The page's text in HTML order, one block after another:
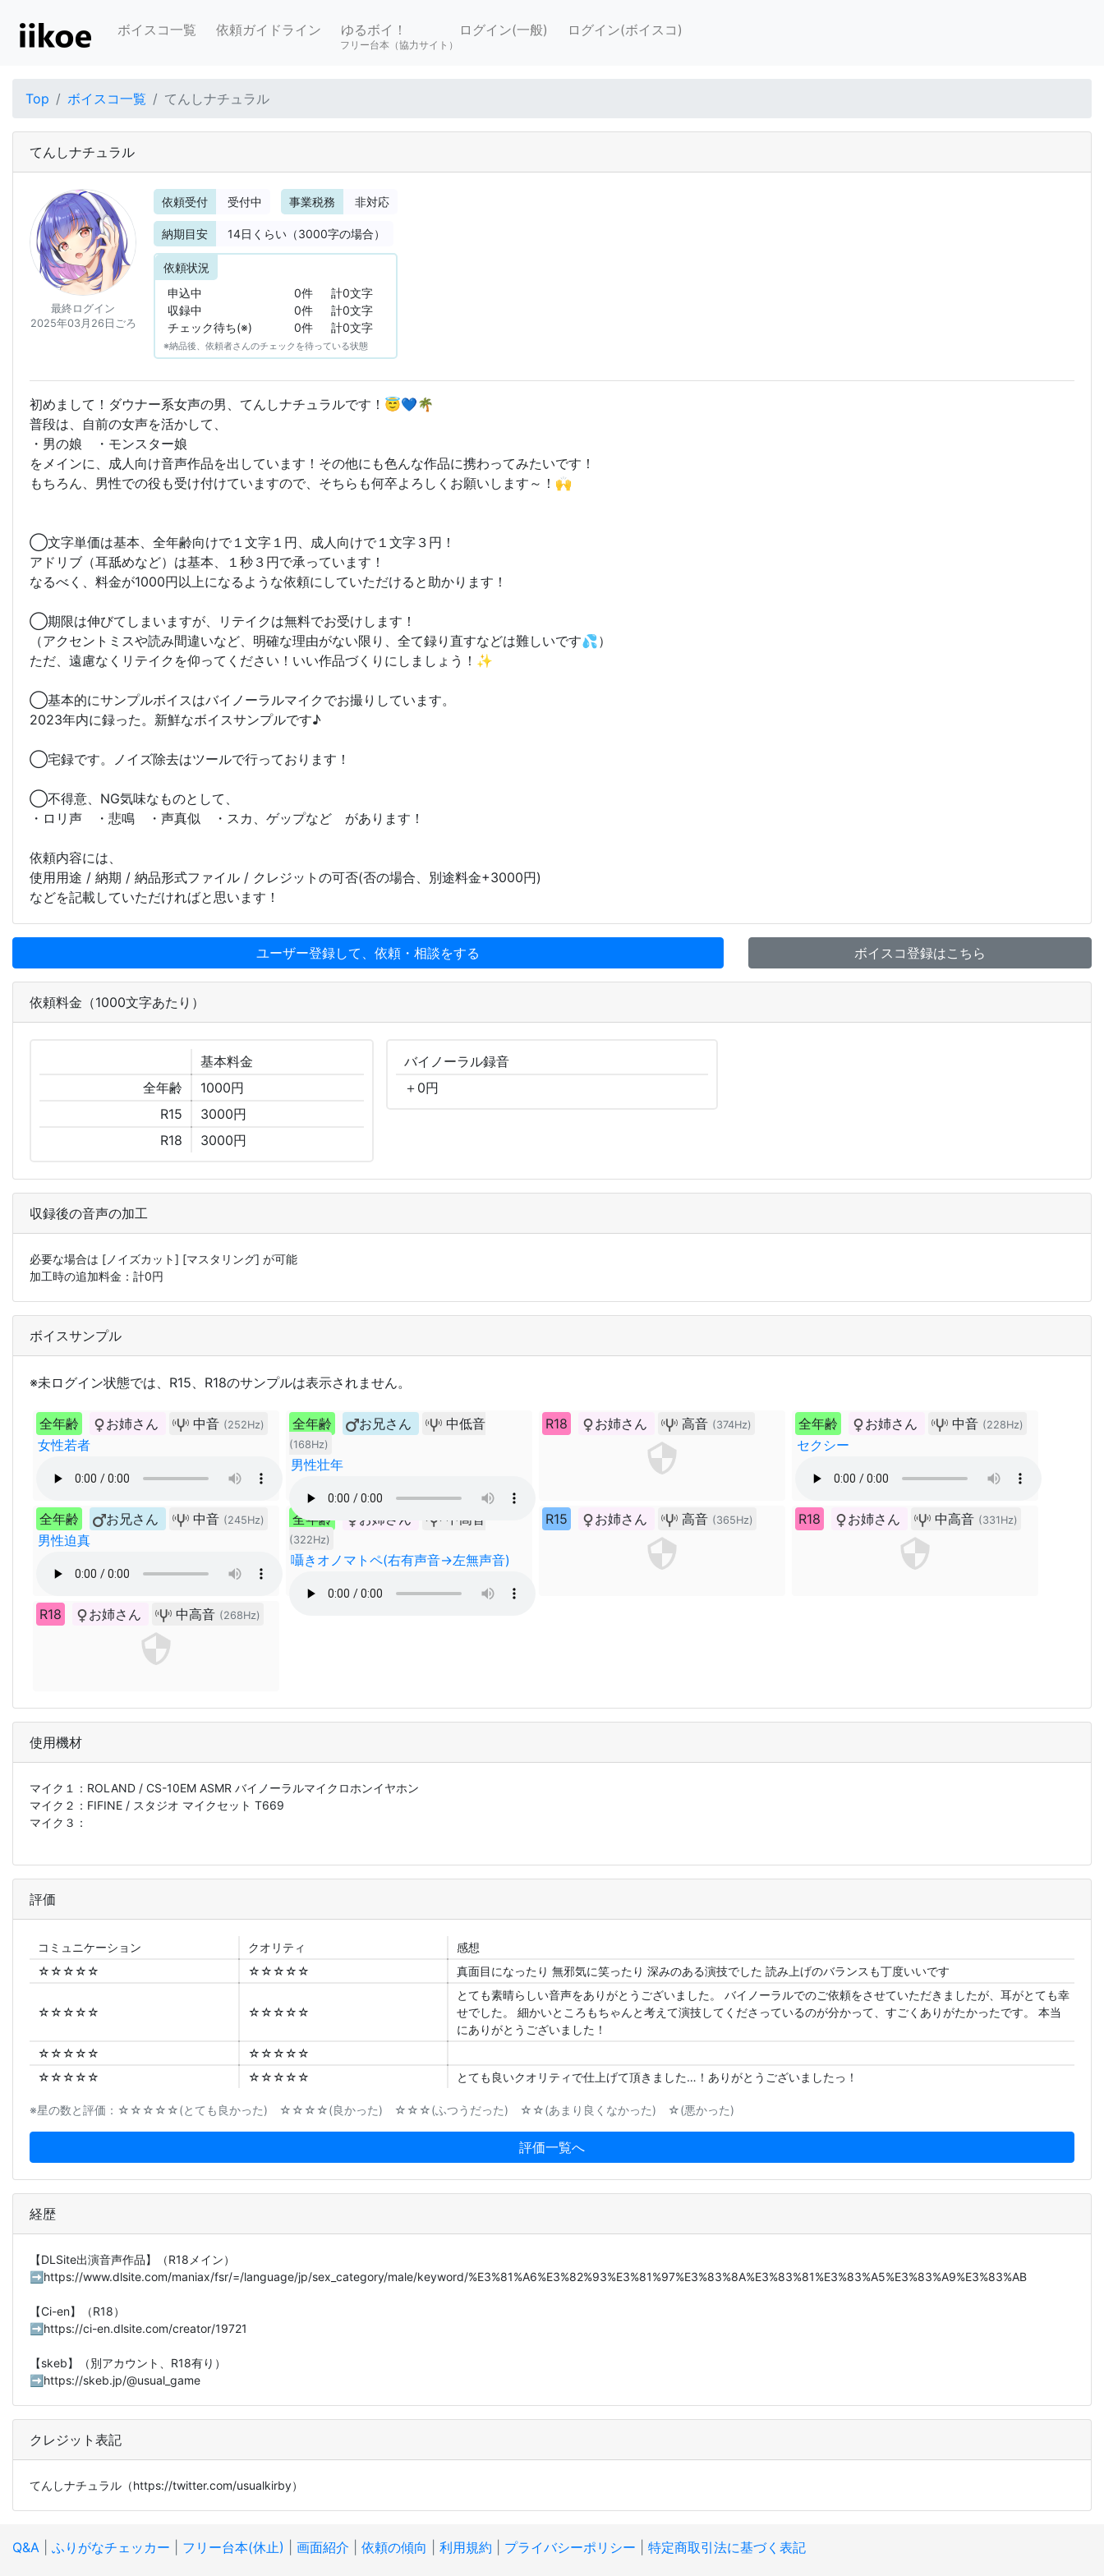
ボイスコ一覧 依頼ガイドライン ゆるボイ！
フリー台本（協力サイト）
ログイン(一般) ログイン(ボイスコ)
Top ボイスコ一覧 てんしナチュラル
てんしナチュラル
最終ログイン
2025年03月26日ごろ
依頼受付 受付中 事業税務 非対応
納期目安 14日くらい（3000字の場合）
依頼状況
申込中
0件
計0文字
収録中
0件
計0文字
チェック待ち(※)
0件 計0文字
※納品後、依頼者さんのチェックを待っている状態
初めまして！ダウナー系女声の男、てんしナチュラルです！😇💙🌴
普段は、自前の女声を活かして、
・男の娘 ・モンスター娘
をメインに、成人向け音声作品を出しています！その他にも色んな作品に携わってみたいです！
もちろん、男性での役も受け付けていますので、そちらも何卒よろしくお願いします～！🙌
◯文字単価は基本、全年齢向けで１文字１円、成人向けで１文字３円！
アドリブ（耳舐めなど）は基本、１秒３円で承っています！
なるべく、料金が1000円以上になるような依頼にしていただけると助かります！
◯期限は伸びてしまいますが、リテイクは無料でお受けします！
（アクセントミスや読み間違いなど、明確な理由がない限り、全て録り直すなどは難しいです💦）
ただ、遠慮なくリテイクを仰ってください！いい作品づくりにしましょう！✨
◯基本的にサンプルボイスはバイノーラルマイクでお撮りしています。
2023年内に録った。新鮮なボイスサンプルです♪
◯宅録です。ノイズ除去はツールで行っております！
◯不得意、NG気味なものとして、
・ロリ声 ・悲鳴 ・声真似 ・スカ、ゲップなど があります！
依頼内容には、
使用用途 / 納期 / 納品形式ファイル / クレジットの可否(否の場合、別途料金+3000円)
などを記載していただければと思います！
ユーザー登録して、依頼・相談をする ボイスコ登録はこちら
依頼料金（1000文字あたり）
基本料金
全年齢
1000円
R15
3000円
R18
3000円
バイノーラル録音
＋ 0円
収録後の音声の加工
必要な場合は [ノイズカット] [マスタリング] が可能
加工時の追加料金：計0円
ボイスサンプル
※未ログイン状態では、R15、R18のサンプルは表示されません。
全年齢 お姉さん 中音 (252Hz)
女性若者
全年齢 お兄さん 中低音
(168Hz)
男性壮年
R18 お姉さん 高音 (374Hz) 全年齢 お姉さん 中音 (228Hz)
セクシー
全年齢 お兄さん 中音 (245Hz)
男性迫真
全年齢 お姉さん 中高音
(322Hz)
囁きオノマトペ(右有声音→左無声音)
R15 お姉さん 高音 (365Hz) R18 お姉さん 中高音 (331Hz)
R18 お姉さん 中高音 (268Hz)
使用機材
マイク１： ROLAND / CS-10EM ASMR バイノーラルマイクロホンイヤホン
マイク２： FIFINE / スタジオ マイクセット T669
マイク３：
評価
コミュニケーション クオリティ
感想
☆☆☆☆☆
☆☆☆☆☆ 真面目になったり 無邪気に笑ったり 深みのある演技でした 読み上げのバランスも丁度いいです
☆☆☆☆☆ ☆☆☆☆☆
とても素晴らしい音声をありがとうございました。 バイノーラルでのご依頼をさせていただきましたが、耳がとても幸
せでした。 細かいところもちゃんと考えて演技してくださっているのが分かって、すごくありがたかったです。 本当
にありがとうございました！
☆☆☆☆☆
☆☆☆☆☆
☆☆☆☆☆
☆☆☆☆☆ とても良いクオリティで仕上げて頂きました…！ありがとうございましたっ！
※星の数と評価：☆☆☆☆☆(とても良かった) ☆☆☆☆(良かった) ☆☆☆(ふつうだった) ☆☆(あまり良くなかった) ☆(悪かった)
評価一覧へ
経歴
【DLSite出演音声作品】（R18メイン）
➡https://www.dlsite.com/maniax/fsr/=/language/jp/sex_category/male/keyword/%E3%81%A6%E3%82%93%E3%81%97%E3%83%8A%E3%83%81%E3%83%A5%E3%83%A9%E3%83%AB
【Ci-en】（R18）
➡https://ci-en.dlsite.com/creator/19721
【skeb】（別アカウント、R18有り）
➡https://skeb.jp/@usual_game
クレジット表記
てんしナチュラル（https://twitter.com/usualkirby）
Q&A ふりがなチェッカー フリー台本(休止) 画面紹介 依頼の傾向 利用規約 プライバシーポリシー 特定商取引法に基づく表記